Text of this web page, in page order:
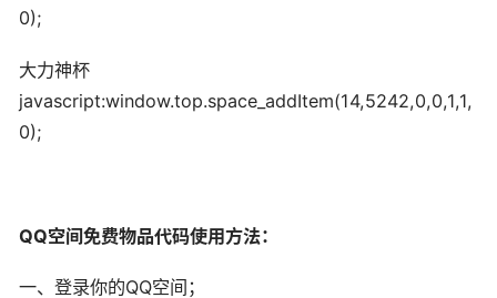
0);
大力神杯
javascript:window.top.space_addItem(14,5242,0,0,1,1,
0);
QQ空间免费物品代码使用方法：
一、登录你的QQ空间；